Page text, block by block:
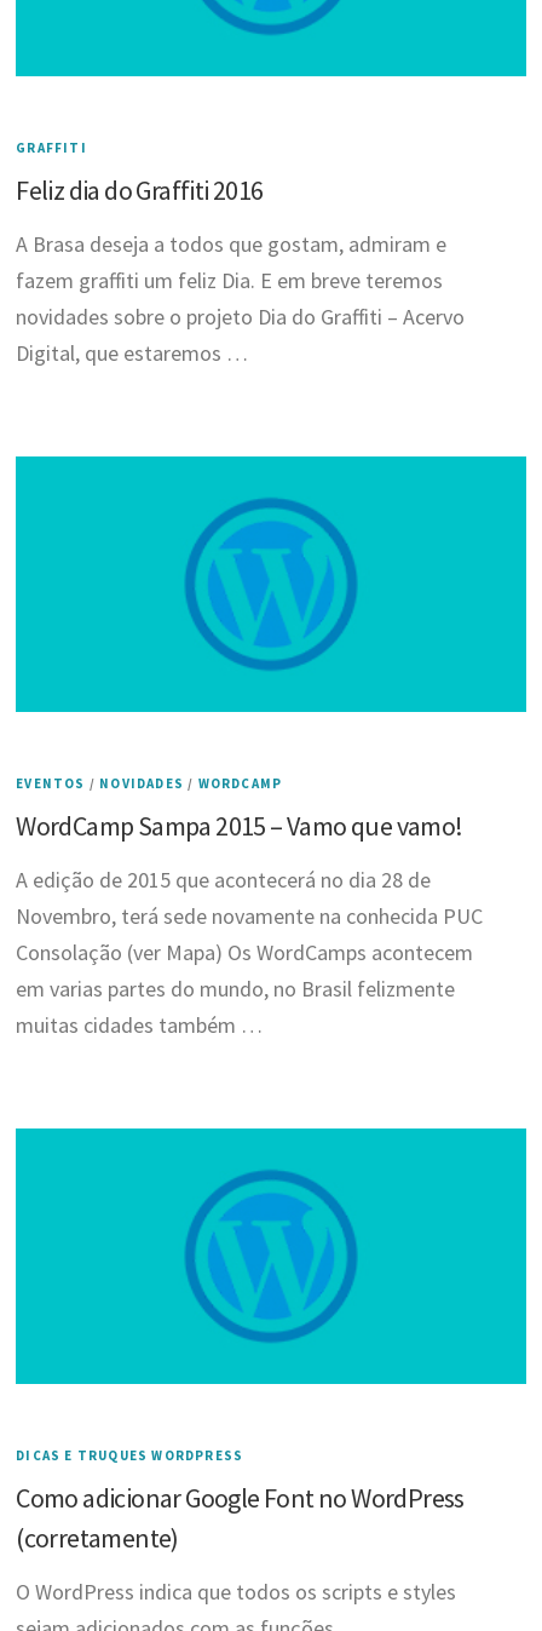
GRAFFITI
Feliz dia do Graffiti 2016
A Brasa deseja a todos que gostam, admiram e
fazem graffiti um feliz Dia. E em breve teremos
novidades sobre o projeto Dia do Graffiti – Acervo
Digital, que estaremos …
EVENTOS / NOVIDADES / WORDCAMP
WordCamp Sampa 2015 – Vamo que vamo!
A edição de 2015 que acontecerá no dia 28 de
Novembro, terá sede novamente na conhecida PUC
Consolação (ver Mapa) Os WordCamps acontecem
em varias partes do mundo, no Brasil felizmente
muitas cidades também …
DICAS E TRUQUES WORDPRESS
Como adicionar Google Font no WordPress
(corretamente)
O WordPress indica que todos os scripts e styles